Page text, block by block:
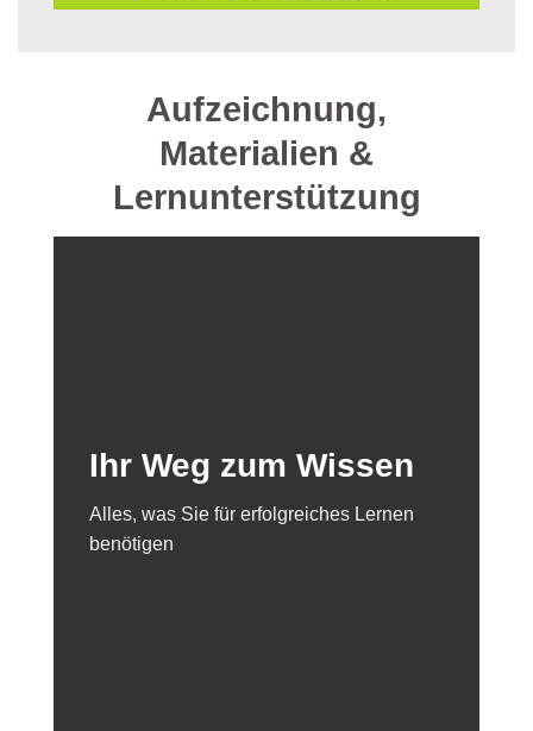
Aufzeichnung,
Materialien &
Lernunterstützung
Ihr Weg zum Wissen
Alles, was Sie für erfolgreiches Lernen
benötigen